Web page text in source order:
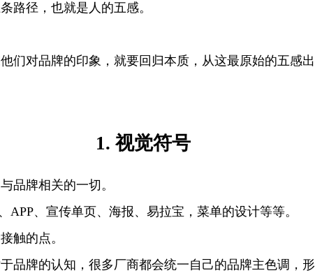
路径，也就是人的五感。
们对品牌的印象，就要回归本质，从这最原始的五感
1. 视觉符号
品牌相关的一切。
、宣传单页、海报、易拉宝，菜单的设计等等。
触的点。
品牌的认知，很多厂商都会统一自己的品牌主色调，